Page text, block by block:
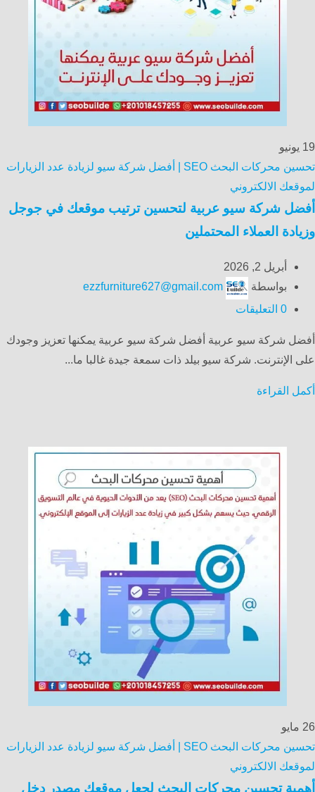
19 يونيو
تحسين محركات البحث SEO | أفضل شركة سيو لزيادة عدد الزيارات
لموقعك الالكتروني
أفضل شركة سيو عربية لتحسين ترتيب موقعك في جوجل
وزيادة العملاء المحتملين
أبريل 2, 2026
بواسطة
ezzfurniture627@gmail.com
0 التعليقات
أفضل شركة سيو عربية أفضل شركة سيو عربية يمكنها تعزيز وجودك
على الإنترنت. شركة سيو بيلد ذات سمعة جيدة غالبا ما...
أكمل القراءة
26 مايو
تحسين محركات البحث SEO | أفضل شركة سيو لزيادة عدد الزيارات
لموقعك الالكتروني
أهمية تحسين محركات البحث لجعل موقعك مصدر دخل